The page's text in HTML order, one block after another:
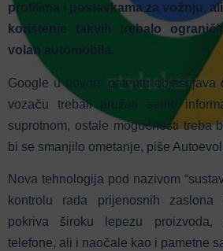
profilima i postavkama za vožnju,
korištenje takvih trebalo
volan automobila.
Google u novom patentu objašnjava
vozaču trebali pružati samo
suprotnom, ostale mogućnosti treba
bi se smanjilo ometanje, piše
Nova tehnologija pod nazivom
kontrolu rada prijenosnih zaslona
pokriva široku lepezu proizvoda,
telefone, ali i naočale kao i pametne